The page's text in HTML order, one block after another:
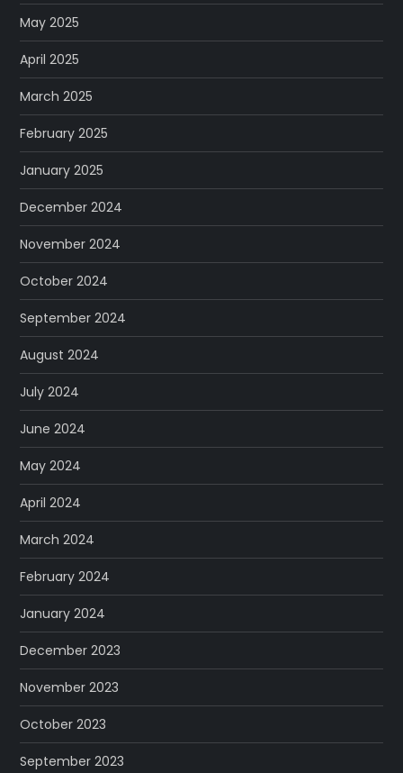
May 2025
April 2025
March 2025
February 2025
January 2025
December 2024
November 2024
October 2024
September 2024
August 2024
July 2024
June 2024
May 2024
April 2024
March 2024
February 2024
January 2024
December 2023
November 2023
October 2023
September 2023